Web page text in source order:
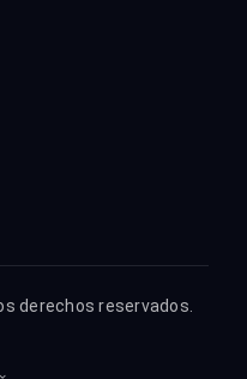
derechos reservados.